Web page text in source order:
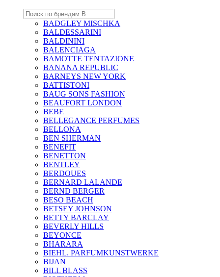
BADGLEY MISCHKA
BALDESSARINI
BALDININI
BALENCIAGA
BAMOTTE TENTAZIONE
BANANA REPUBLIC
BARNEYS NEW YORK
BATTISTONI
BAUG SONS FASHION
BEAUFORT LONDON
BEBE
BELLEGANCE PERFUMES
BELLONA
BEN SHERMAN
BENEFIT
BENETTON
BENTLEY
BERDOUES
BERNARD LALANDE
BERND BERGER
BESO BEACH
BETSEY JOHNSON
BETTY BARCLAY
BEVERLY HILLS
BEYONCE
BHARARA
BIEHL. PARFUMKUNSTWERKE
BIJAN
BILL BLASS